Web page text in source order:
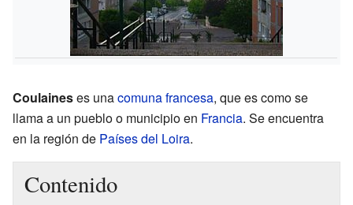
Coulaineses unacomuna francesa, que es como se
llama a un pueblo o municipio en Francia. Se encuentra
en la región de Países del Loira.
Contenido